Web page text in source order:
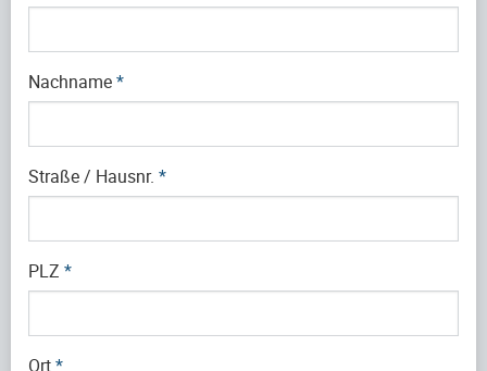
Nachname*
Straße / Hausnr. *
PLZ *
Ort*